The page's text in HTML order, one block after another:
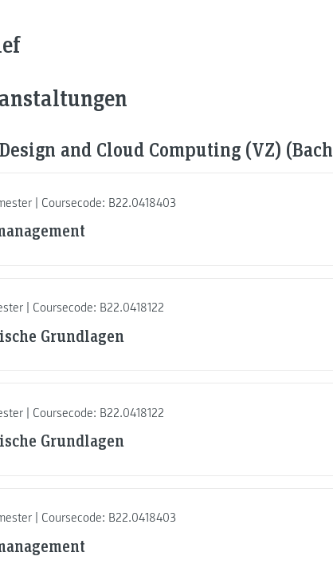
and Cloud Computing (VZ)
| Coursecode: B22.0418403
| Coursecode: B22.0418122
Grundlagen
| Coursecode: B22.0418122
Grundlagen
| Coursecode: B22.0418403